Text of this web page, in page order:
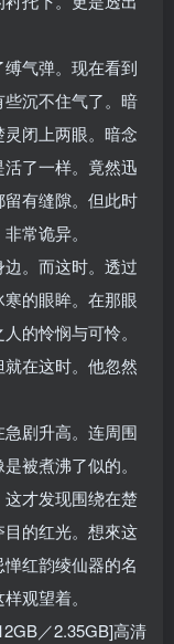
气弹。现在看到
沉不住气了。暗
闭上两眼。暗念
了一样。竟然迅
有缝隙。但此时
常诡异。
。而这时。透过
的眼眸。在那眼
的怜悯与可怜。
在这时。他忽然
剧升高。连周围
被煮沸了似的。
才发现围绕在楚
的红光。想來这
红韵绫仙器的名
观望着。
／2.35GB]高清